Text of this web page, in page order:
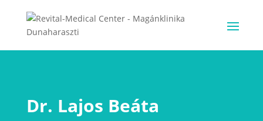
Dr. Lajos Beáta